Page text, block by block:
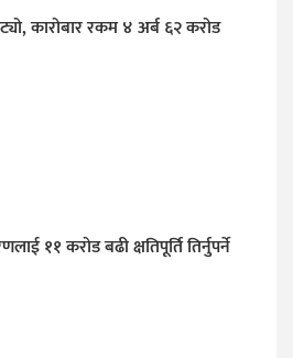
कारोबार रकम ४ अर्ब ६२ करोड
११ करोड बढी क्षतिपूर्ति तिर्नुपर्ने